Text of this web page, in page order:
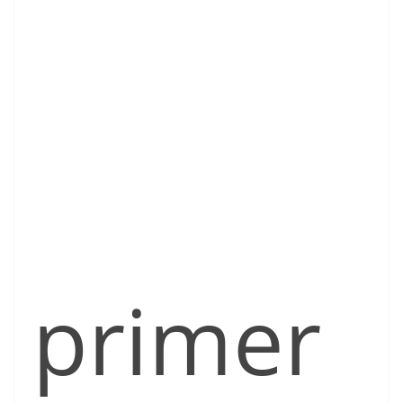
primer